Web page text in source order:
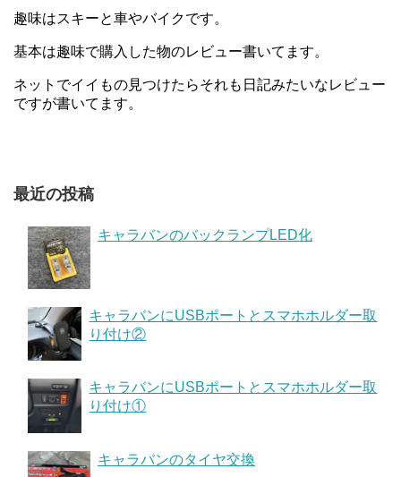
趣味はスキーと車やバイクです。
基本は趣味で購入した物のレビュー書いてます。
ネットでイイもの見つけたらそれも日記みたいなレビュー
ですが書いてます。
最近の投稿
キャラバンのバックランプLED化
キャラバンにUSBポートとスマホホルダー取
り付け②
キャラバンにUSBポートとスマホホルダー取
り付け①
キャラバンのタイヤ交換